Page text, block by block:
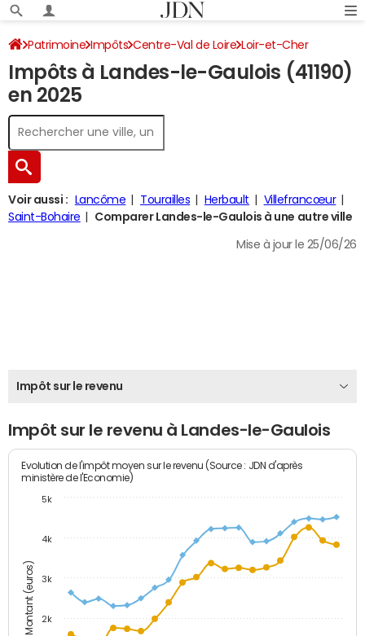
Patrimoine Impôts Centre-Val de Loire Loir-et-Cher
Landes-le-Gaulois Impôt sur le revenu
Impôts à Landes-le-Gaulois (41190)
en 2025
Voir aussi : Lancôme Tourailles Herbault
Villefrancœur
Saint-Bohaire
Comparer Landes-le-Gaulois à une autre ville
Mise à jour le 25/06/26
Impôt sur le revenu
Impôt sur le revenu à Landes-le-Gaulois
Montant (euros)
Evolution de l'impôt moyen sur le revenu (Source : JDN d'après
ministère de l'Economie)
2k
3k
4k
5k